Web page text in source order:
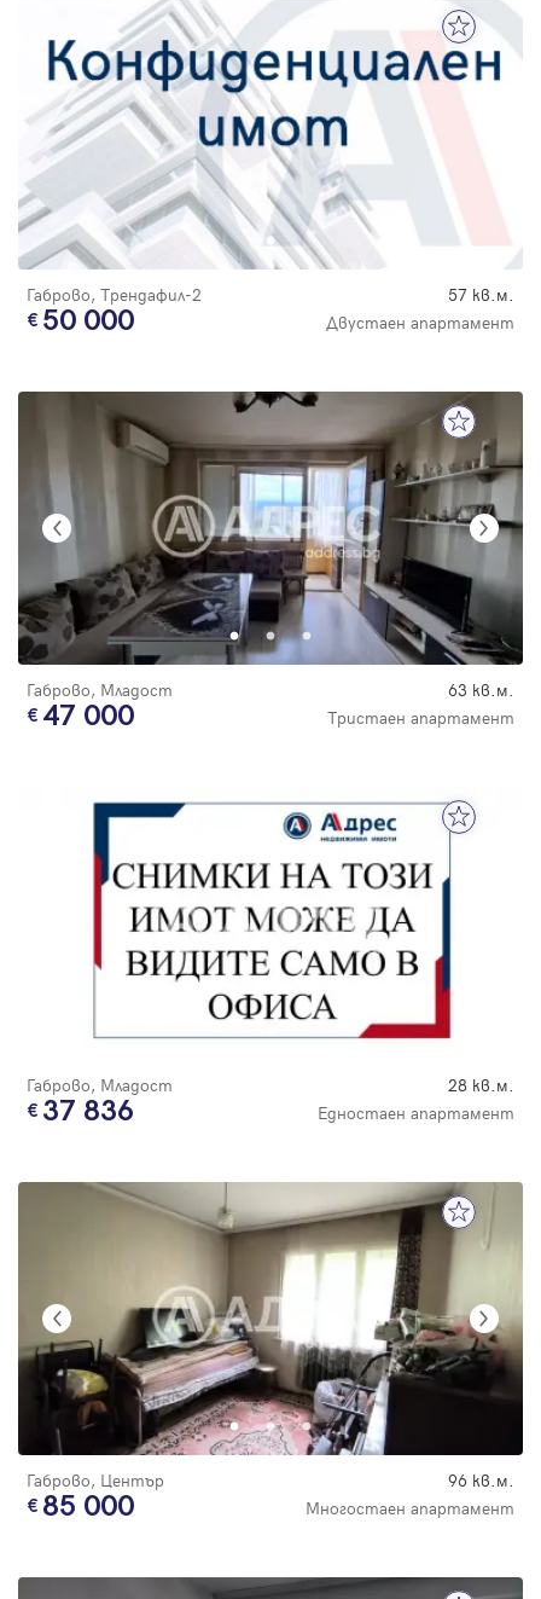
Габрово, Трендафил-2 57 кв.м.
50 000 Двустаен апартамент
Габрово, Младост 63 кв.м.
47 000 Тристаен апартамент
Габрово, Младост 28 кв.м.
37 836 Едностаен апартамент
Габрово, Център 96 кв.м.
85 000 Многостаен апартамент